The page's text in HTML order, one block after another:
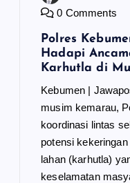
0 Comments
Polres
Hadapi
Karhutla di
Kebumen |
musim kemarau,
koordinasi lintas
potensi
lahan (karhutla)
keselamatan